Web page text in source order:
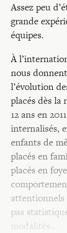
Assez peu
grande
équipes.
À
nous
l’évolution
placés dès la
12 ans en
internalisés,
enfants de
placés en
placés en
attentionnels
pas
modalités…